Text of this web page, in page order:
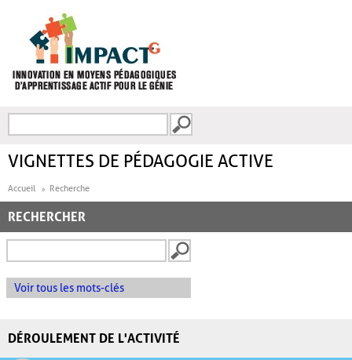
FORMULAIRE DE
VIGNETTES DE PÉDAGOGIE ACTIVE
Accueil Recherche
RECHERCHER
Voir tous les mots-clés
DÉROULEMENT DE L'ACTIVITÉ